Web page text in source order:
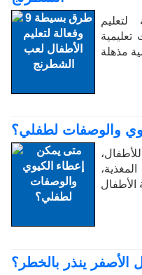
تعليمية
مذهلة
والوصفات لطفلي؟
الأصفر ينذر بالخطر؟